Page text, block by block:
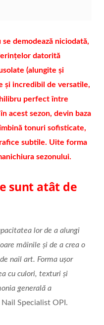
demodează niciodată,
datorită
(alungite și
și incredibil de versatile,
perfect între
acest sezon, devin baza
tonuri sofisticate,
subtile. Uite forma
sezonului.
sunt atât de
lor de a alungi
mâinile și de a crea o
nail art. Forma ușor
cu culori, texturi și
generală a
Specialist OPI.